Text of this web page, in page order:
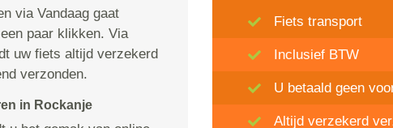
via Vandaag gaat
paar klikken. Via
uw fiets altijd verzekerd
verzonden.
in Rockanje
Fiets transport
Inclusief BTW
U betaald geen
Altijd verzekerd